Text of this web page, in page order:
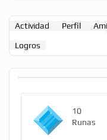
Actividad Perfil
Logros
10
Runas